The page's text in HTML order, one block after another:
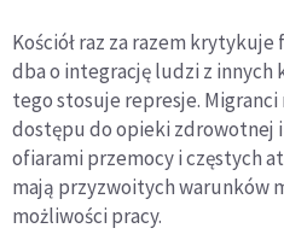
Kościół raz za razem
dba o integrację ludzi z innych
tego stosuje represje.
dostępu do opieki zdrowotnej
ofiarami przemocy i częstych
mają przyzwoitych warunków
możliwości pracy.